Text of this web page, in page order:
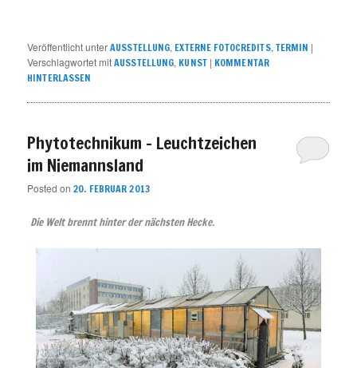
Veröffentlicht unterAUSSTELLUNG, EXTERNE FOTOCREDITS, TERMIN |
Verschlagwortet mitAUSSTELLUNG, KUNST | KOMMENTAR
HINTERLASSEN
Phytotechnikum – Leuchtzeichen
im Niemannsland
Posted on20. FEBRUAR 2013
Die Welt brennt hinter der nächsten Hecke.